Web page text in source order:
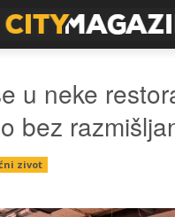
u neke
bez
zivot